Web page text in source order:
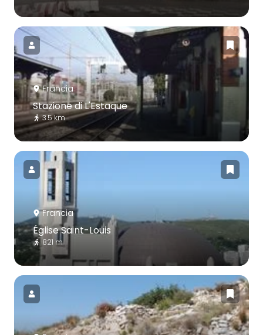
Francia
Stazione di L'Estaque
3.5 km
Francia
Église Saint-Louis
821 m